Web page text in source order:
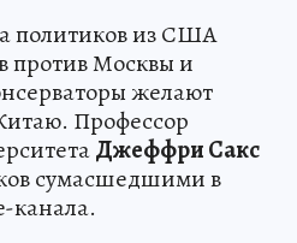
политиков из США
против Москвы и
желают
Профессор
Джеффри Сакс
сумасшедшими в
канала.